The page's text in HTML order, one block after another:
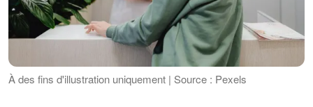
À des fins d'illustration uniquement | Source : Pexels